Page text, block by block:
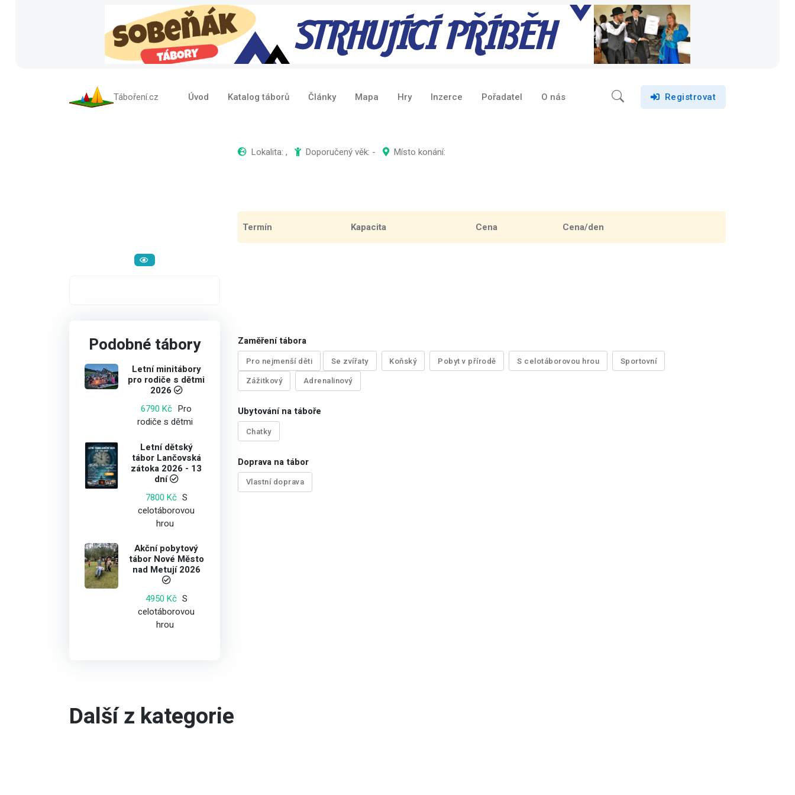
Táboření.cz Úvod Katalog táborů Články Mapa Hry Inzerce Pořadatel O nás Registrovat
Lokalita: , Doporučený věk: - Místo konání:
Termín Kapacita Cena Cena/den
Podobné tábory
Letní minitábory
pro rodiče s dětmi
2026
6790 Kč Pro
rodiče s dětmi
Letní dětský
tábor Lančovská
zátoka 2026 - 13
dní
7800 Kč S
celotáborovou
hrou
Akční pobytový
tábor Nové Město
nad Metují 2026
4950 Kč S
celotáborovou
hrou
Zaměření tábora
Pro nejmenší děti Se zvířaty Koňský Pobyt v přírodě S celotáborovou hrou Sportovní
Zážitkový Adrenalinový
Ubytování na táboře
Chatky
Doprava na tábor
Vlastní doprava
Další z kategorie